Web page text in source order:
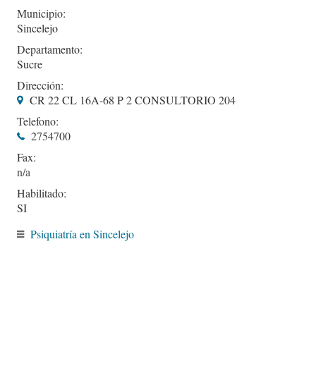
Municipio:
Sincelejo
Departamento:
Sucre
Dirección:
CR 22 CL 16A-68 P 2 CONSULTORIO 204
Telefono:
2754700
Fax:
Habilitado:
SI
Psiquiatría en Sincelejo